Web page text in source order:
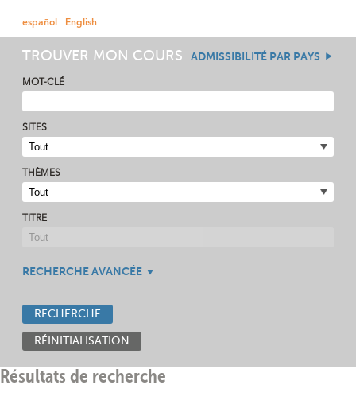
español English
TROUVER MON COURS ADMISSIBILITÉ PAR PAYS
MOT-CLÉ
SITES
THÈMES
TITRE
RECHERCHE AVANCÉE
RECHERCHE
RÉINITIALISATION
Résultats de recherche